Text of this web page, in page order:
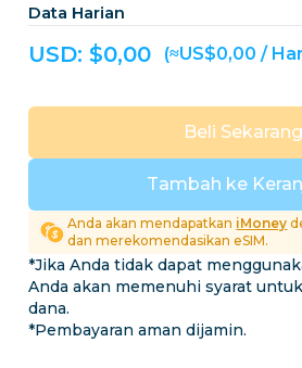
Data Harian
USD: $0,00 (≈US$0,00 /
Tambah ke
Beli Sekarang
Anda akan mendapatkan iMoney
dan merekomendasikan eSIM.
*Jika Anda tidak dapat
Anda akan memenuhi syarat
dana.
*Pembayaran aman dijamin.